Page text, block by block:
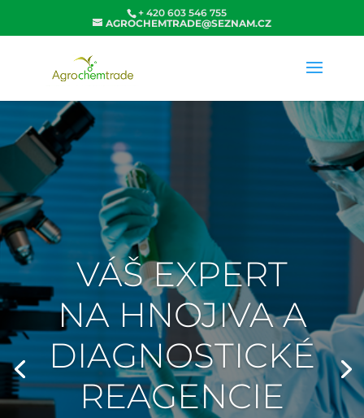
+ 420 603 546 755
AGROCHEMTRADE@SEZNAM.CZ
VÁŠ EXPERT
NA HNOJIVA A
DIAGNOSTICKÉ
REAGENCIE